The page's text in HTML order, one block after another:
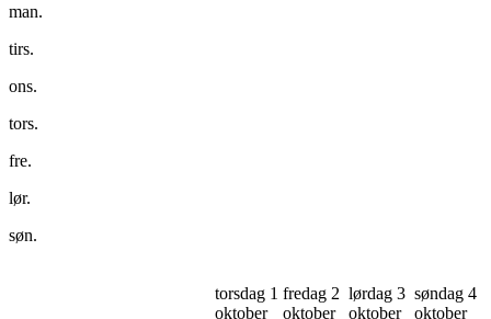
man.
tirs.
ons.
tors.
fre.
lør.
søn.
torsdag 1
oktober
fredag 2
oktober
lørdag 3
oktober
søndag 4
oktober